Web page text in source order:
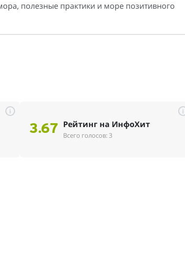
полезные практики и море позитивного
i
3.67 Рейтинг на ИнфоХит
Всего голосов: 3
i